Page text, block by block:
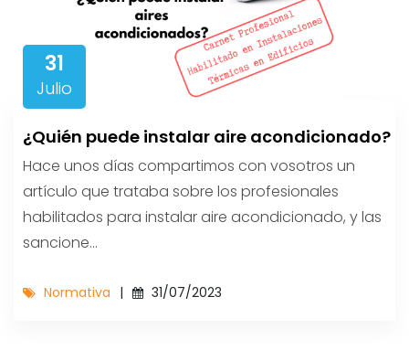
31
Julio
¿Quién puede instalar aire acondicionado?
Hace unos días compartimos con vosotros un
artículo que trataba sobre los profesionales
habilitados para instalar aire acondicionado, y las
sancione...
Normativa 31/07/2023